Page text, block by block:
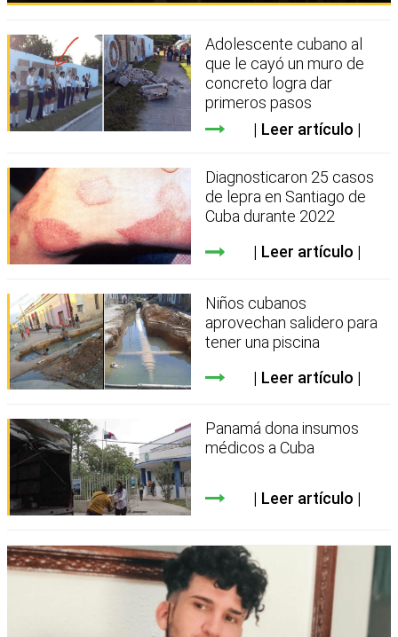
Adolescente cubano al
que le cayó un muro de
concreto logra dar
primeros pasos
Leer artículo
Diagnosticaron 25 casos
de lepra en Santiago de
Cuba durante 2022
Leer artículo
Niños cubanos
aprovechan salidero para
tener una piscina
Leer artículo
Panamá dona insumos
médicos a Cuba
Leer artículo